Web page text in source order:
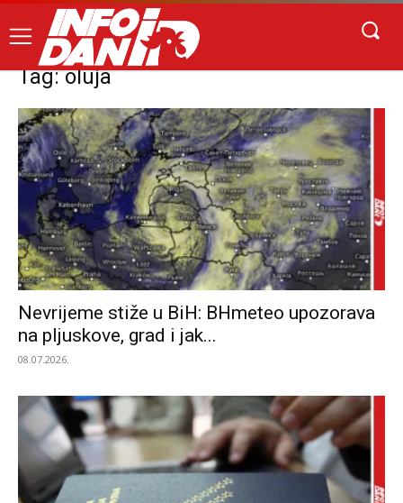
Tag: oluja
Nevrijeme stiže u BiH: BHmeteo upozorava
na pljuskove, grad i jak...
08.07.2026.